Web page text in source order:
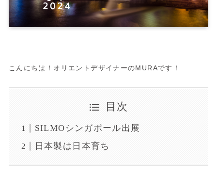
こんにちは！オリエントデザイナーのMURAです！
目次
SILMOシンガポール出展
日本製は日本育ち